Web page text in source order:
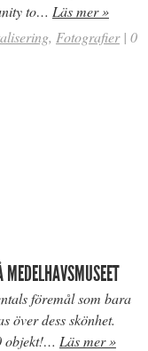
to… Läs mer »
, Fotografier | 0
föremål som bara
över dess skönhet.
objekt!… Läs mer »